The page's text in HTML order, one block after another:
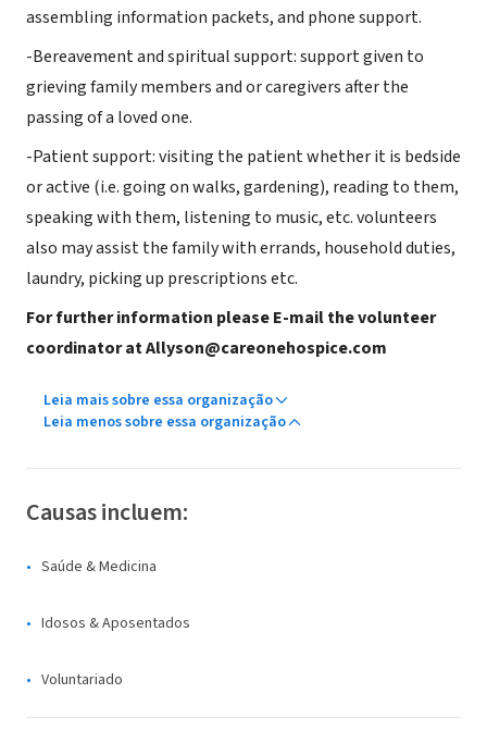
assembling information packets, and phone support.
-Bereavement and spiritual support: support given to
grieving family members and or caregivers after the
passing of a loved one.
-Patient support: visiting the patient whether it is bedside
or active (i.e. going on walks, gardening), reading to them,
speaking with them, listening to music, etc. volunteers
also may assist the family with errands, household duties,
laundry, picking up prescriptions etc.
For further information please E-mail the volunteer
coordinator at Allyson@careonehospice.com
Leia mais sobre essa organização
Leia menos sobre essa organização
Causas incluem:
Saúde & Medicina
Idosos & Aposentados
Voluntariado